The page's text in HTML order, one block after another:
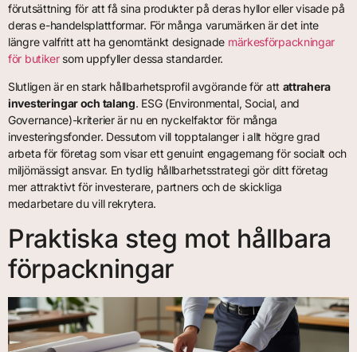
förutsättning för att få sina produkter på deras hyllor eller visade på
deras e-handelsplattformar. För många varumärken är det inte
längre valfritt att ha genomtänkt designade märkesförpackningar
för butikersom uppfyller dessa standarder.
Slutligen är en stark hållbarhetsprofil avgörande för att attrahera
investeringar och talang. ESG (Environmental, Social, and
Governance)-kriterier är nu en nyckelfaktor för många
investeringsfonder. Dessutom vill topptalanger i allt högre grad
arbeta för företag som visar ett genuint engagemang för socialt och
miljömässigt ansvar. En tydlig hållbarhetsstrategi gör ditt företag
mer attraktivt för investerare, partners och de skickliga
medarbetare du vill rekrytera.
Praktiska steg mot hållbara
förpackningar